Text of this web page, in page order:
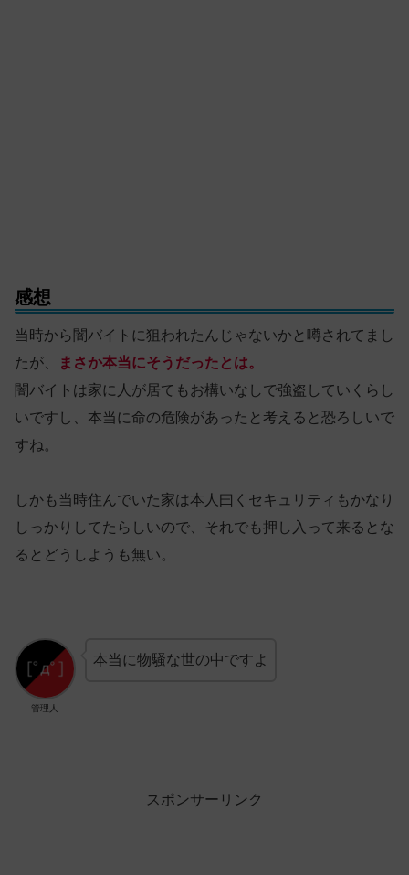
感想
当時から闇バイトに狙われたんじゃないかと噂されてまし
たが、
まさか本当にそうだったとは。
闇バイトは家に人が居てもお構いなしで強盗していくらし
いですし、本当に命の危険があったと考えると恐ろしいで
すね。
しかも当時住んでいた家は本人曰くセキュリティもかなり
しっかりしてたらしいので、それでも押し入って来るとな
るとどうしようも無い。
管理人
本当に物騒な世の中ですよ
スポンサーリンク